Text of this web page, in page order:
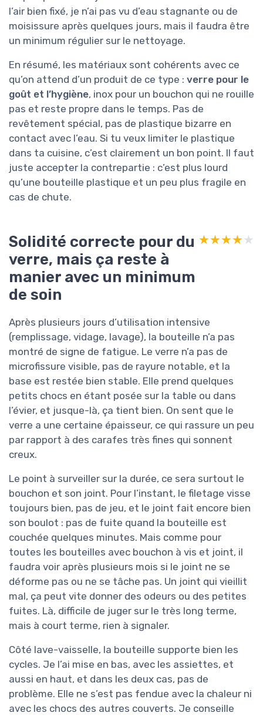
l’air bien fixé, je n’ai pas vu d’eau stagnante ou de
moisissure après quelques jours, mais il faudra être
un minimum régulier sur le nettoyage.
En résumé, les matériaux sont cohérents avec ce
qu’on attend d’un produit de ce type : verre pour le
goût et l’hygiène, inox pour un bouchon qui ne rouille
pas et reste propre dans le temps. Pas de
revêtement spécial, pas de plastique bizarre en
contact avec l’eau. Si tu veux limiter le plastique
dans ta cuisine, c’est clairement un bon point. Il faut
juste accepter la contrepartie : c’est plus lourd
qu’une bouteille plastique et un peu plus fragile en
cas de chute.
Solidité correcte pour du
verre, mais ça reste à
manier avec un minimum
de soin
★★★★★
★★★★★
Après plusieurs jours d’utilisation intensive
(remplissage, vidage, lavage), la bouteille n’a pas
montré de signe de fatigue. Le verre n’a pas de
microfissure visible, pas de rayure notable, et la
base est restée bien stable. Elle prend quelques
petits chocs en étant posée sur la table ou dans
l’évier, et jusque-là, ça tient bien. On sent que le
verre a une certaine épaisseur, ce qui rassure un peu
par rapport à des carafes très fines qui sonnent
creux.
Le point à surveiller sur la durée, ce sera surtout le
bouchon et son joint. Pour l’instant, le filetage visse
toujours bien, pas de jeu, et le joint fait encore bien
son boulot : pas de fuite quand la bouteille est
couchée quelques minutes. Mais comme pour
toutes les bouteilles avec bouchon à vis et joint, il
faudra voir après plusieurs mois si le joint ne se
déforme pas ou ne se tâche pas. Un joint qui vieillit
mal, ça peut vite donner des odeurs ou des petites
fuites. Là, difficile de juger sur le très long terme,
mais à court terme, rien à signaler.
Côté lave-vaisselle, la bouteille supporte bien les
cycles. Je l’ai mise en bas, avec les assiettes, et
aussi en haut, et dans les deux cas, pas de
problème. Elle ne s’est pas fendue avec la chaleur ni
avec les chocs des autres couverts. Je conseille